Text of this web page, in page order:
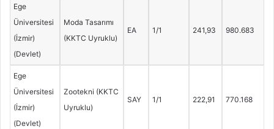
Ege
Üniversitesi
(İzmir)
(Devlet)
Moda Tasarımı
(KKTC Uyruklu)
EA 1/1 241,93 980.683
Ege
Üniversitesi
(İzmir)
(Devlet)
Zootekni (KKTC
Uyruklu)
SAY 1/1 222,91 770.168